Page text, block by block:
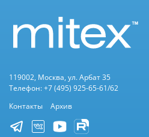
119002, Москва, ул. Арбат 35
Телефон: +7 (495) 925-65-61/62
Контакты
Архив